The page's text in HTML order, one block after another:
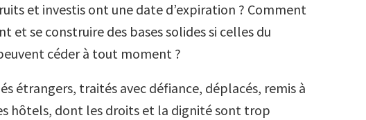
et investis ont une date d’expiration ? Comment
et se construire des bases solides si celles du
céder à tout moment ?
étrangers, traités avec défiance, déplacés, remis à
hôtels, dont les droits et la dignité sont trop